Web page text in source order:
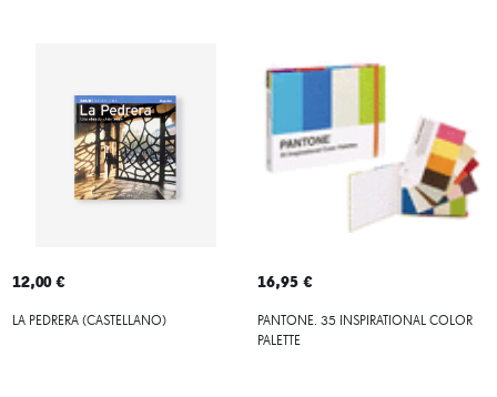
12,00 €
LA PEDRERA (CASTELLANO)
16,95 €
PANTONE. 35 INSPIRATIONAL COLOR
PALETTE